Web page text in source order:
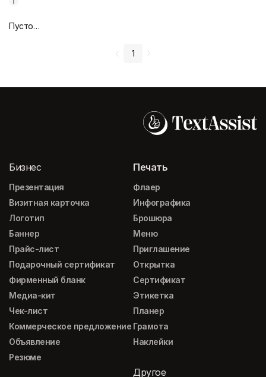
Пустой дизайн-макет
1
Бизнес
Презентация
Визитная карточка
Логотип
Баннер
Прайс-лист
Подарочный сертификат
Фирменный бланк
Медиа-кит
Чек-лист
Коммерческое предложение
Объявление
Резюме
Печать
Флаер
Инфографика
Брошюра
Меню
Приглашение
Открытка
Сертификат
Этикетка
Планер
Грамота
Наклейки
Другое